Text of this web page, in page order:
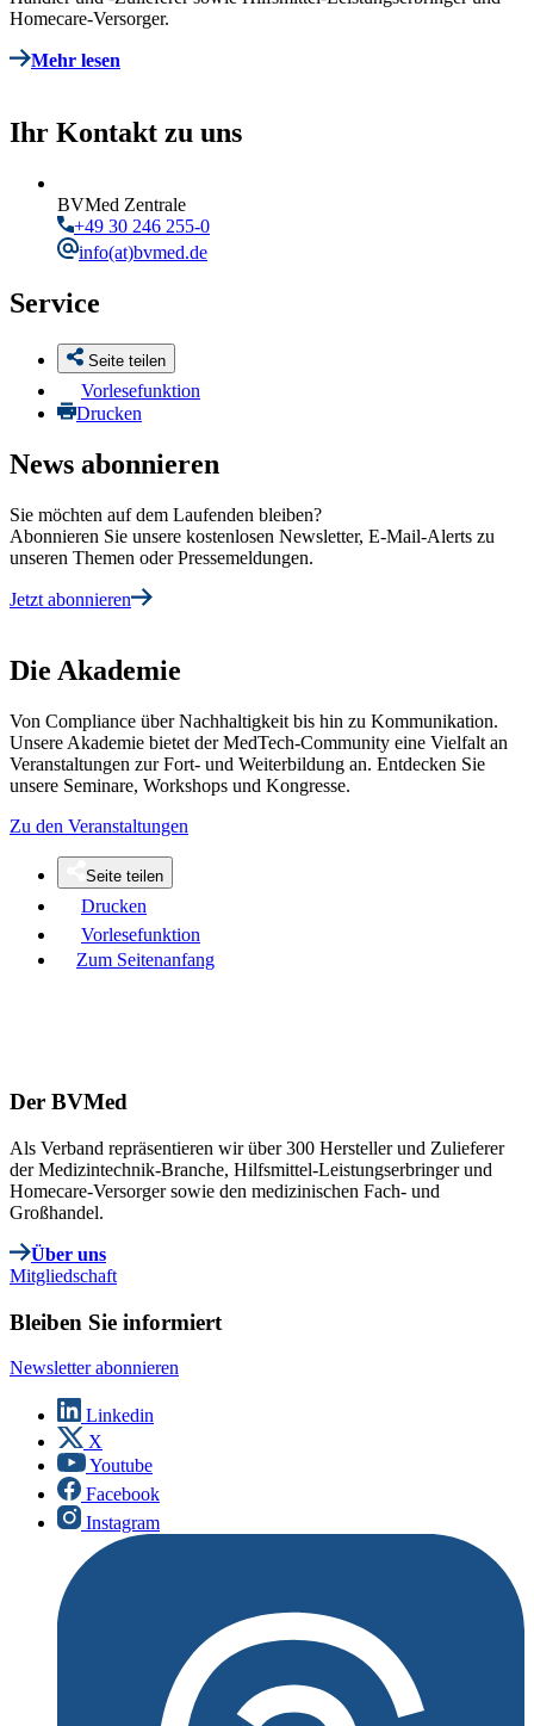
Homecare-Versorger.
Mehr lesen
Ihr Kontakt zu uns
BVMed Zentrale
+49 30 246 255-0
info(at)bvmed.de
Service
Seite teilen
Vorlesefunktion
Drucken
News abonnieren
Sie möchten auf dem Laufenden bleiben?
Abonnieren Sie unsere kostenlosen Newsletter, E-Mail-Alerts zu
unseren Themen oder Pressemeldungen.
Jetzt abonnieren
Die Akademie
Von Compliance über Nachhaltigkeit bis hin zu Kommunikation.
Unsere Akademie bietet der MedTech-Community eine Vielfalt an
Veranstaltungen zur Fort- und Weiterbildung an. Entdecken Sie
unsere Seminare, Workshops und Kongresse.
Zu den Veranstaltungen
Seite teilen
Drucken
Vorlesefunktion
Zum Seitenanfang
Der BVMed
Als Verband repräsentieren wir über 300 Hersteller und Zulieferer
der Medizintechnik-Branche, Hilfsmittel-Leistungserbringer und
Homecare-Versorger sowie den medizinischen Fach- und
Großhandel.
Über uns
Mitgliedschaft
Bleiben Sie informiert
Newsletter abonnieren
Linkedin
X
Youtube
Facebook
Instagram